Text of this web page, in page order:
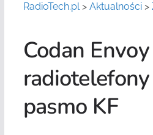
RadioTech.pl> Aktualności>
Codan
pasmo KF